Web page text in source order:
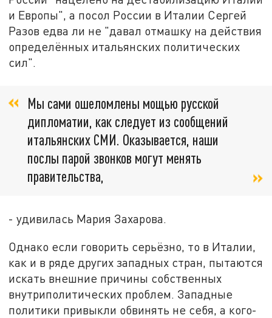
и Европы", а посол России в Италии Сергей
Разов едва ли не "давал отмашку на действия
определённых итальянских политических
сил".
Мы сами ошеломлены мощью русской
дипломатии, как следует из сообщений
итальянских СМИ. Оказывается, наши
послы парой звонков могут менять
правительства,
- удивилась Мария Захарова.
Однако если говорить серьёзно, то в Италии,
как и в ряде других западных стран, пытаются
искать внешние причины собственных
внутриполитических проблем. Западные
политики привыкли обвинять не себя, а кого-